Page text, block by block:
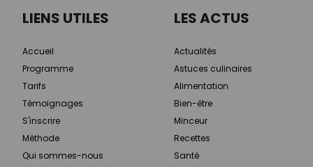
LIENS UTILES
Accueil
Programme
Tarifs
Témoignages
S'inscrire
Méthode
Qui sommes-nous
LES ACTUS
Actualités
Astuces culinaires
Alimentation
Bien-être
Minceur
Recettes
Santé